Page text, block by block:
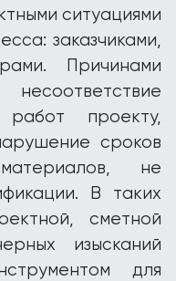
ситуациями
заказчиками,
Причинами
проекту,
сроков
не
В таких
сметной
изысканий
для